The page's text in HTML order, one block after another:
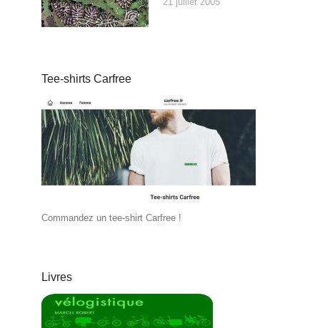
Tee-shirts Carfree
Commandez un tee-shirt Carfree !
Livres